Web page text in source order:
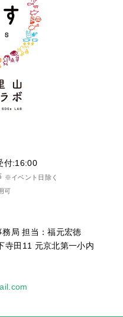
付:16:00
※イベント日除く
可
局 担当：福元宏徳
寺田11 元京北第一小内